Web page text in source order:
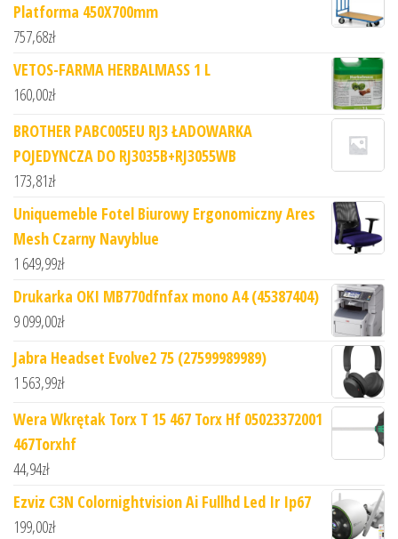
Platforma 450X700mm
757,68zł
VETOS-FARMA HERBALMASS 1 L
160,00zł
BROTHER PABC005EU RJ3 ŁADOWARKA
POJEDYNCZA DO RJ3035B+RJ3055WB
173,81zł
Uniquemeble Fotel Biurowy Ergonomiczny Ares
Mesh Czarny Navyblue
1 649,99zł
Drukarka OKI MB770dfnfax mono A4 (45387404)
9 099,00zł
Jabra Headset Evolve2 75 (27599989989)
1 563,99zł
Wera Wkrętak Torx T 15 467 Torx Hf 05023372001
467Torxhf
44,94zł
Ezviz C3N Colornightvision Ai Fullhd Led Ir Ip67
199,00zł